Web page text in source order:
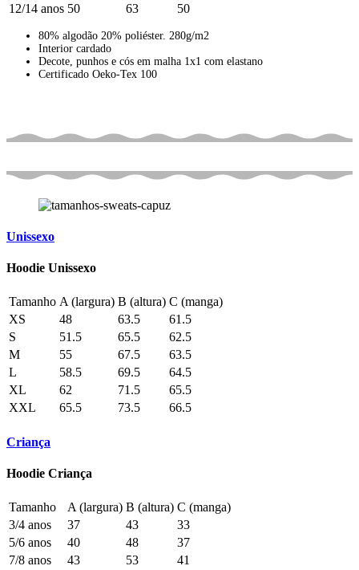
12/14 anos 50 63 50
80% algodão 20% poliéster. 280g/m2
Interior cardado
Decote, punhos e cós em malha 1x1 com elastano
Certificado Oeko-Tex 100
Unissexo
Hoodie Unissexo
Tamanho A (largura) B (altura) C (manga)
XS
48 63.5
61.5
S
51.5 65.5
62.5
M
55 67.5
63.5
L
58.5 69.5
64.5
XL
62 71.5
65.5
XXL
65.5 73.5 66.5
Criança
Hoodie Criança
Tamanho A (largura) B (altura) C (manga)
3/4 anos
37 43
33
5/6 anos
40 48
37
7/8 anos
43 53
41